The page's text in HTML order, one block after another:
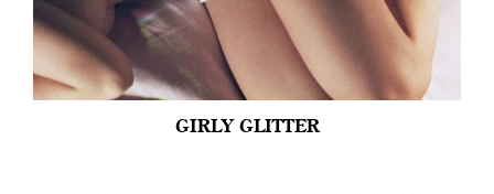
GIRLY GLITTER